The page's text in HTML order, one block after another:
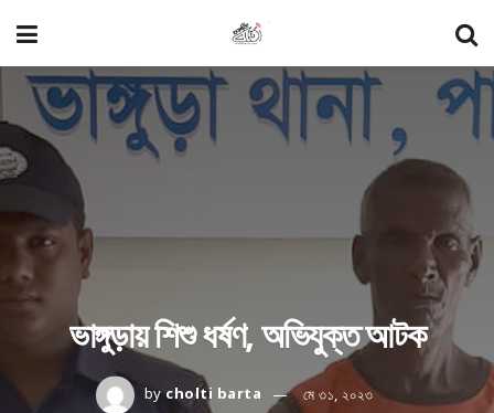
ভাঙ্গুড়ায় শিশু ধর্ষণ, অভিযুক্ত আটক
by cholti barta মে ৩১, ২০২৩